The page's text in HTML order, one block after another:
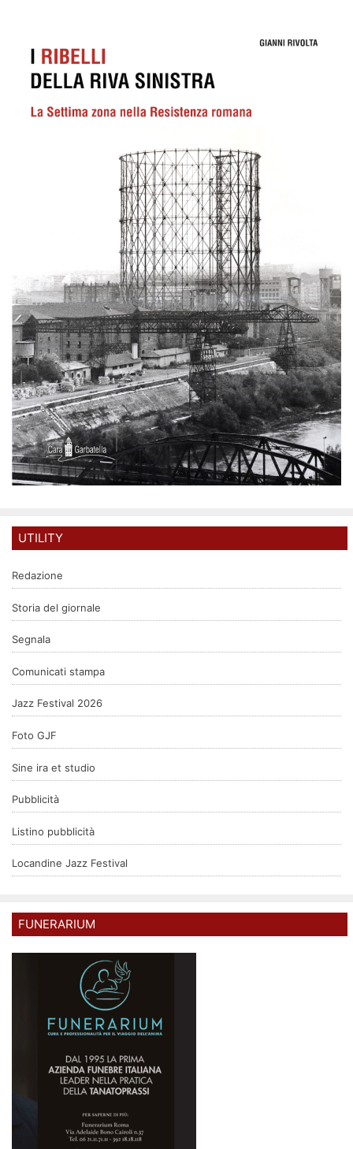
UTILITY
Redazione
Storia del giornale
Segnala
Comunicati stampa
Jazz Festival 2026
Foto GJF
Sine ira et studio
Pubblicità
Listino pubblicità
Locandine Jazz Festival
FUNERARIUM